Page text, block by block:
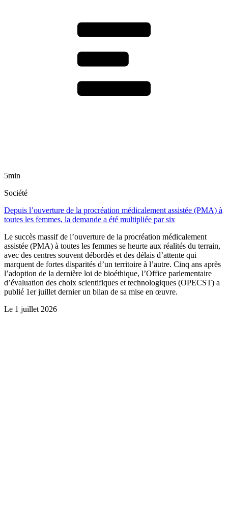
5min
Société
Depuis l’ouverture de la procréation médicalement assistée (PMA) à
toutes les femmes, la demande a été multipliée par six
Le succès massif de l’ouverture de la procréation médicalement
assistée (PMA) à toutes les femmes se heurte aux réalités du terrain,
avec des centres souvent débordés et des délais d’attente qui
marquent de fortes disparités d’un territoire à l’autre. Cinq ans après
l’adoption de la dernière loi de bioéthique, l’Office parlementaire
d’évaluation des choix scientifiques et technologiques (OPECST) a
publié 1er juillet dernier un bilan de sa mise en œuvre.
Le 1 juillet 2026